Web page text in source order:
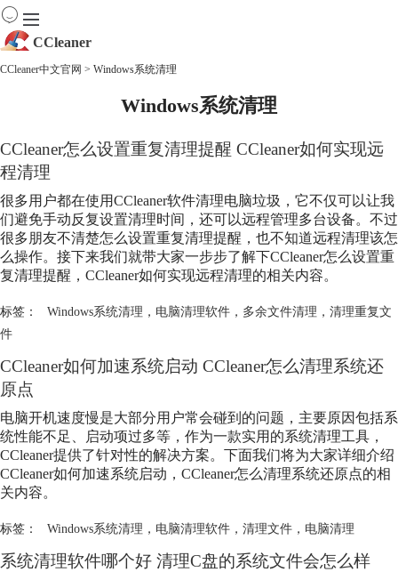
CCleaner
服务
购买
CCleaner中文官网 > Windows系统清理
Windows系统清理
CCleaner怎么设置重复清理提醒 CCleaner如何实现远
程清理
很多用户都在使用CCleaner软件清理电脑垃圾，它不仅可以让我
们避免手动反复设置清理时间，还可以远程管理多台设备。不过
很多朋友不清楚怎么设置重复清理提醒，也不知道远程清理该怎
么操作。接下来我们就带大家一步步了解下CCleaner怎么设置重
复清理提醒，CCleaner如何实现远程清理的相关内容。
标签： Windows系统清理 ， 电脑清理软件， 多余文件清理 ， 清理重复文
件
CCleaner如何加速系统启动 CCleaner怎么清理系统还
原点
电脑开机速度慢是大部分用户常会碰到的问题，主要原因包括系
统性能不足、启动项过多等，作为一款实用的系统清理工具，
CCleaner提供了针对性的解决方案。下面我们将为大家详细介绍
CCleaner如何加速系统启动，CCleaner怎么清理系统还原点的相
关内容。
标签： Windows系统清理 ， 电脑清理软件， 清理文件， 电脑清理
系统清理软件哪个好 清理C盘的系统文件会怎么样